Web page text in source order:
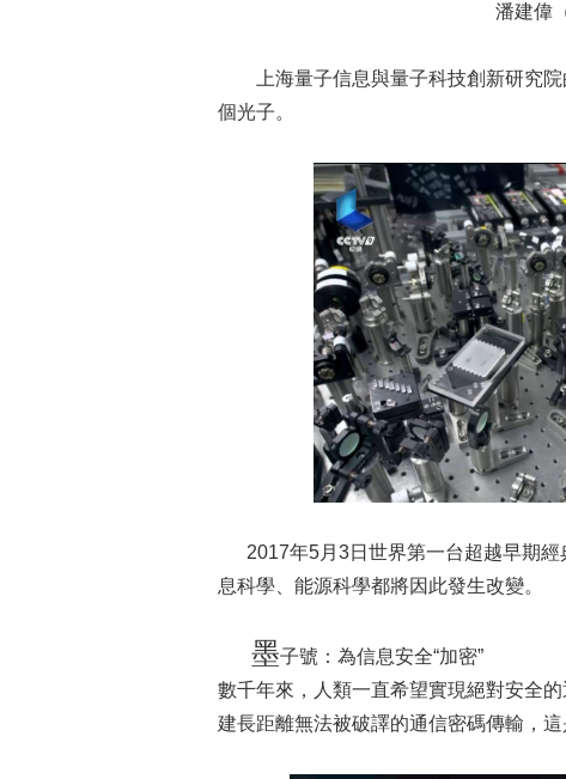
潘建偉
上海量子信息與量子科技創新研究院
個光子。
2017年5月3日世界第一台超越早期經
息科學、能源科學都將因此發生改變。
墨子號：為信息安全“加密”
數千年來，人類一直希望實現絕對安全
建長距離無法被破譯的通信密碼傳輸，